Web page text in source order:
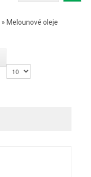
» Melounové oleje